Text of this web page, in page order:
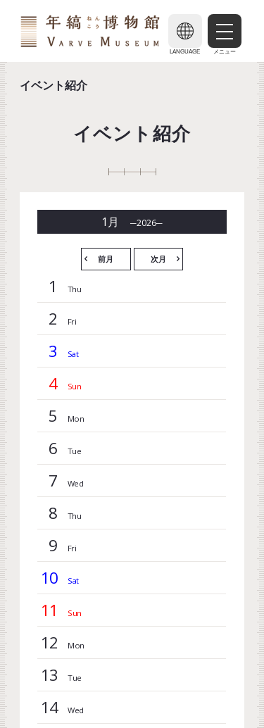
LANGUAGE メニュー
イベント紹介
イベント紹介
1 月 2026
前月 次月
1
2
3
4
5
6
7
8
9
10
11
12
13
14